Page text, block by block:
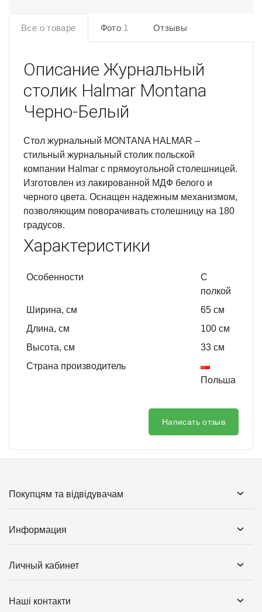
Все о товаре Фото 1 Отзывы
Описание Журнальный
столик Halmar Montana
Черно-Белый
Стол журнальный MONTANA HALMAR –
стильный журнальный столик польской
компании Halmar с прямоугольной столешницей.
Изготовлен из лакированной МДФ белого и
черного цвета. Оснащен надежным механизмом,
позволяющим поворачивать столешницу на 180
градусов.
Характеристики
Особенности
С
полкой
Ширина, см
65 см
Длина, см
100 см
Высота, см
33 см
Страна производитель
Польша
Написать отзыв
Покупцям та відвідувачам
Информация
Личный кабинет
Наші контакти